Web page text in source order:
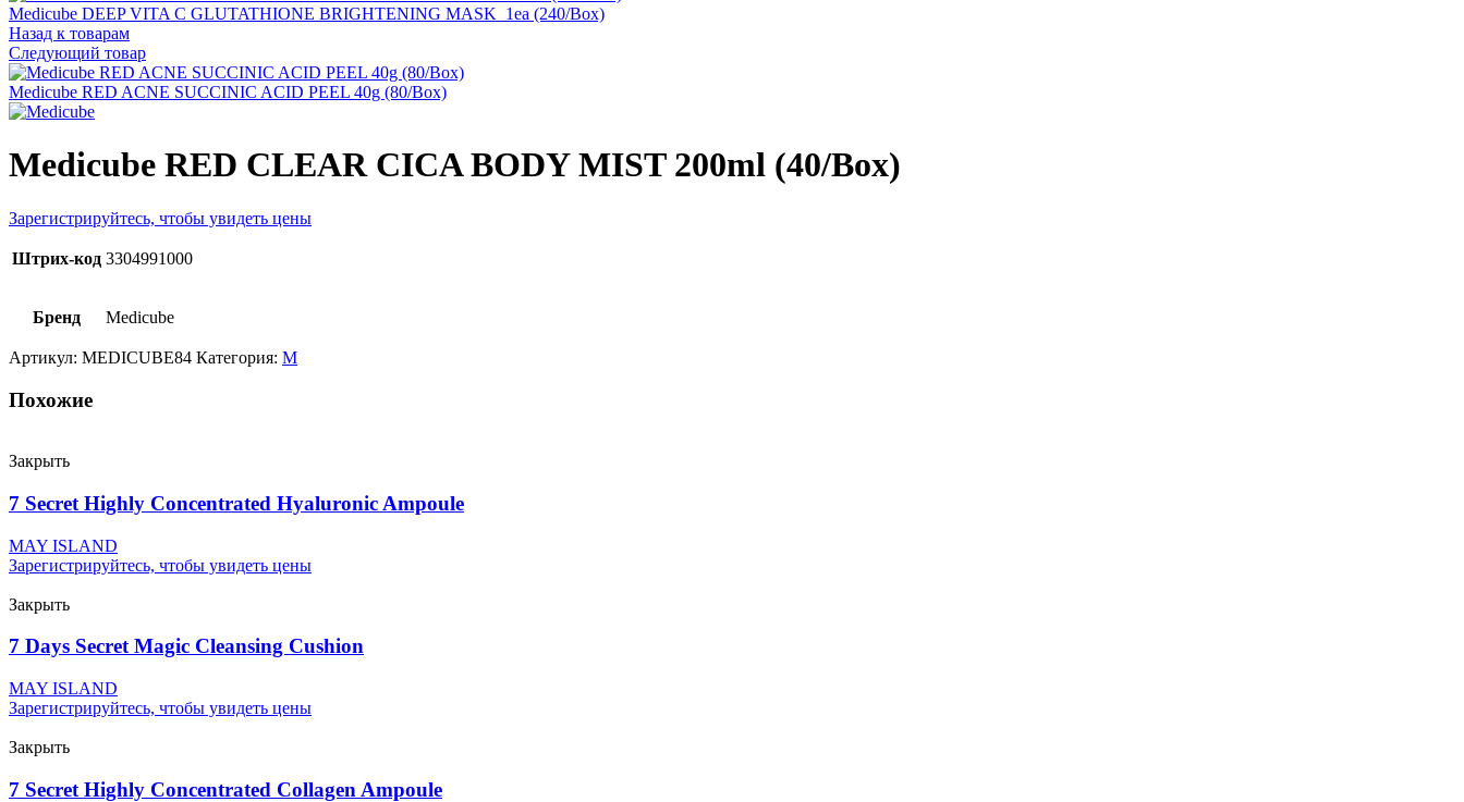
Medicube DEEP VITA C GLUTATHIONE BRIGHTENING MASK_1ea (240/Box)
Назад к товарам
Следующий товар
Medicube RED ACNE SUCCINIC ACID PEEL 40g (80/Box)
Medicube RED CLEAR CICA BODY MIST 200ml (40/Box)
Зарегистрируйтесь, чтобы увидеть цены
Штрих-код 3304991000
Бренд Medicube
Артикул: MEDICUBE84 Категория: M
Похожие
Закрыть
7 Secret Highly Concentrated Hyaluronic Ampoule
MAY ISLAND
Зарегистрируйтесь, чтобы увидеть цены
Закрыть
7 Days Secret Magic Cleansing Cushion
MAY ISLAND
Зарегистрируйтесь, чтобы увидеть цены
Закрыть
7 Secret Highly Concentrated Collagen Ampoule